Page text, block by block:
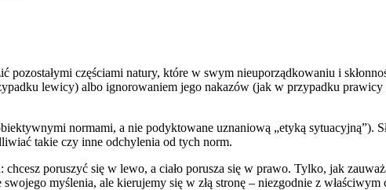
pozostałymi częściami natury, które w swym nieuporządkowaniu i
lewicy) albo ignorowaniem jego nakazów (jak w przypadku
normami, a nie podyktowane uznaniową „etyką sytuacyjną”).
takie czy inne odchylenia od tych norm.
poruszyć się w lewo, a ciało porusza się w prawo. Tylko, jak
myślenia, ale kierujemy się w złą stronę – niezgodnie z